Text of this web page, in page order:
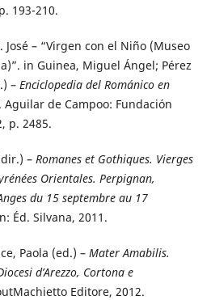
193-210.
José – “Virgen con el Niño (Museo
in Guinea, Miguel Ángel; Pérez
– Enciclopedia del Románico en
Aguilar de Campoo: Fundación
p. 2485.
– Romanes et Gothiques. Vierges
Orientales. Perpignan,
du 15 septembre au 17
Éd. Silvana, 2011.
Paola (ed.) – Mater Amabilis.
d’Arezzo, Cortona e
Editore, 2012.